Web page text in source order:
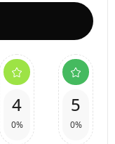
4
0%
5
0%